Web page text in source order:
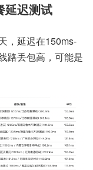
延迟测试
，延迟在150ms-
路丢包高，可能是